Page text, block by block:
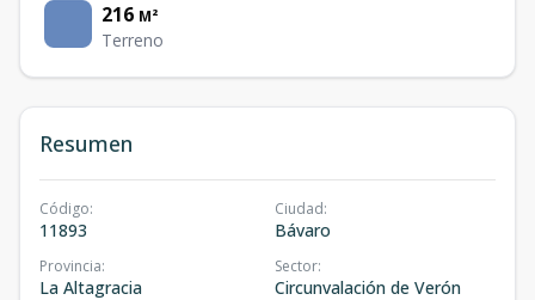
216 M²
Terreno
Resumen
Código:
11893
Ciudad:
Bávaro
Provincia:
La Altagracia
Sector:
Circunvalación de Verón